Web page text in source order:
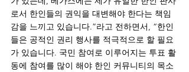
로서 한인들의 권익을 대변해야 한다는 책임
감을 느끼고 있습니다.”라고 전하면서, “한인
들은 공적인 권리 행사를 적극적으로 할 필요
가 있습니다. 국민 참여로 이루어지는 투표 활
동에 참여를 많이 해야 한인 커뮤니티의 목소